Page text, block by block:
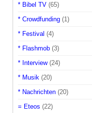
* Bibel TV (65)
* Crowdfunding (1)
* Festival (4)
* Flashmob (3)
* Interview (24)
* Musik (20)
* Nachrichten (20)
= Eteos (22)